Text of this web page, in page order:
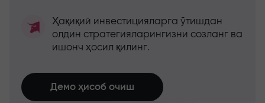
Ҳақиқий инвестицияларга ўтишдан
олдин стратегияларингизни созланг ва
ишонч ҳосил қилинг.
Демо ҳисоб очиш